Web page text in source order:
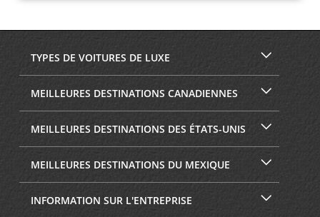
TYPES DE VOITURES DE LUXE
MEILLEURES DESTINATIONS CANADIENNES
MEILLEURES DESTINATIONS DES ÉTATS-UNIS
MEILLEURES DESTINATIONS DU MEXIQUE
INFORMATION SUR L'ENTREPRISE